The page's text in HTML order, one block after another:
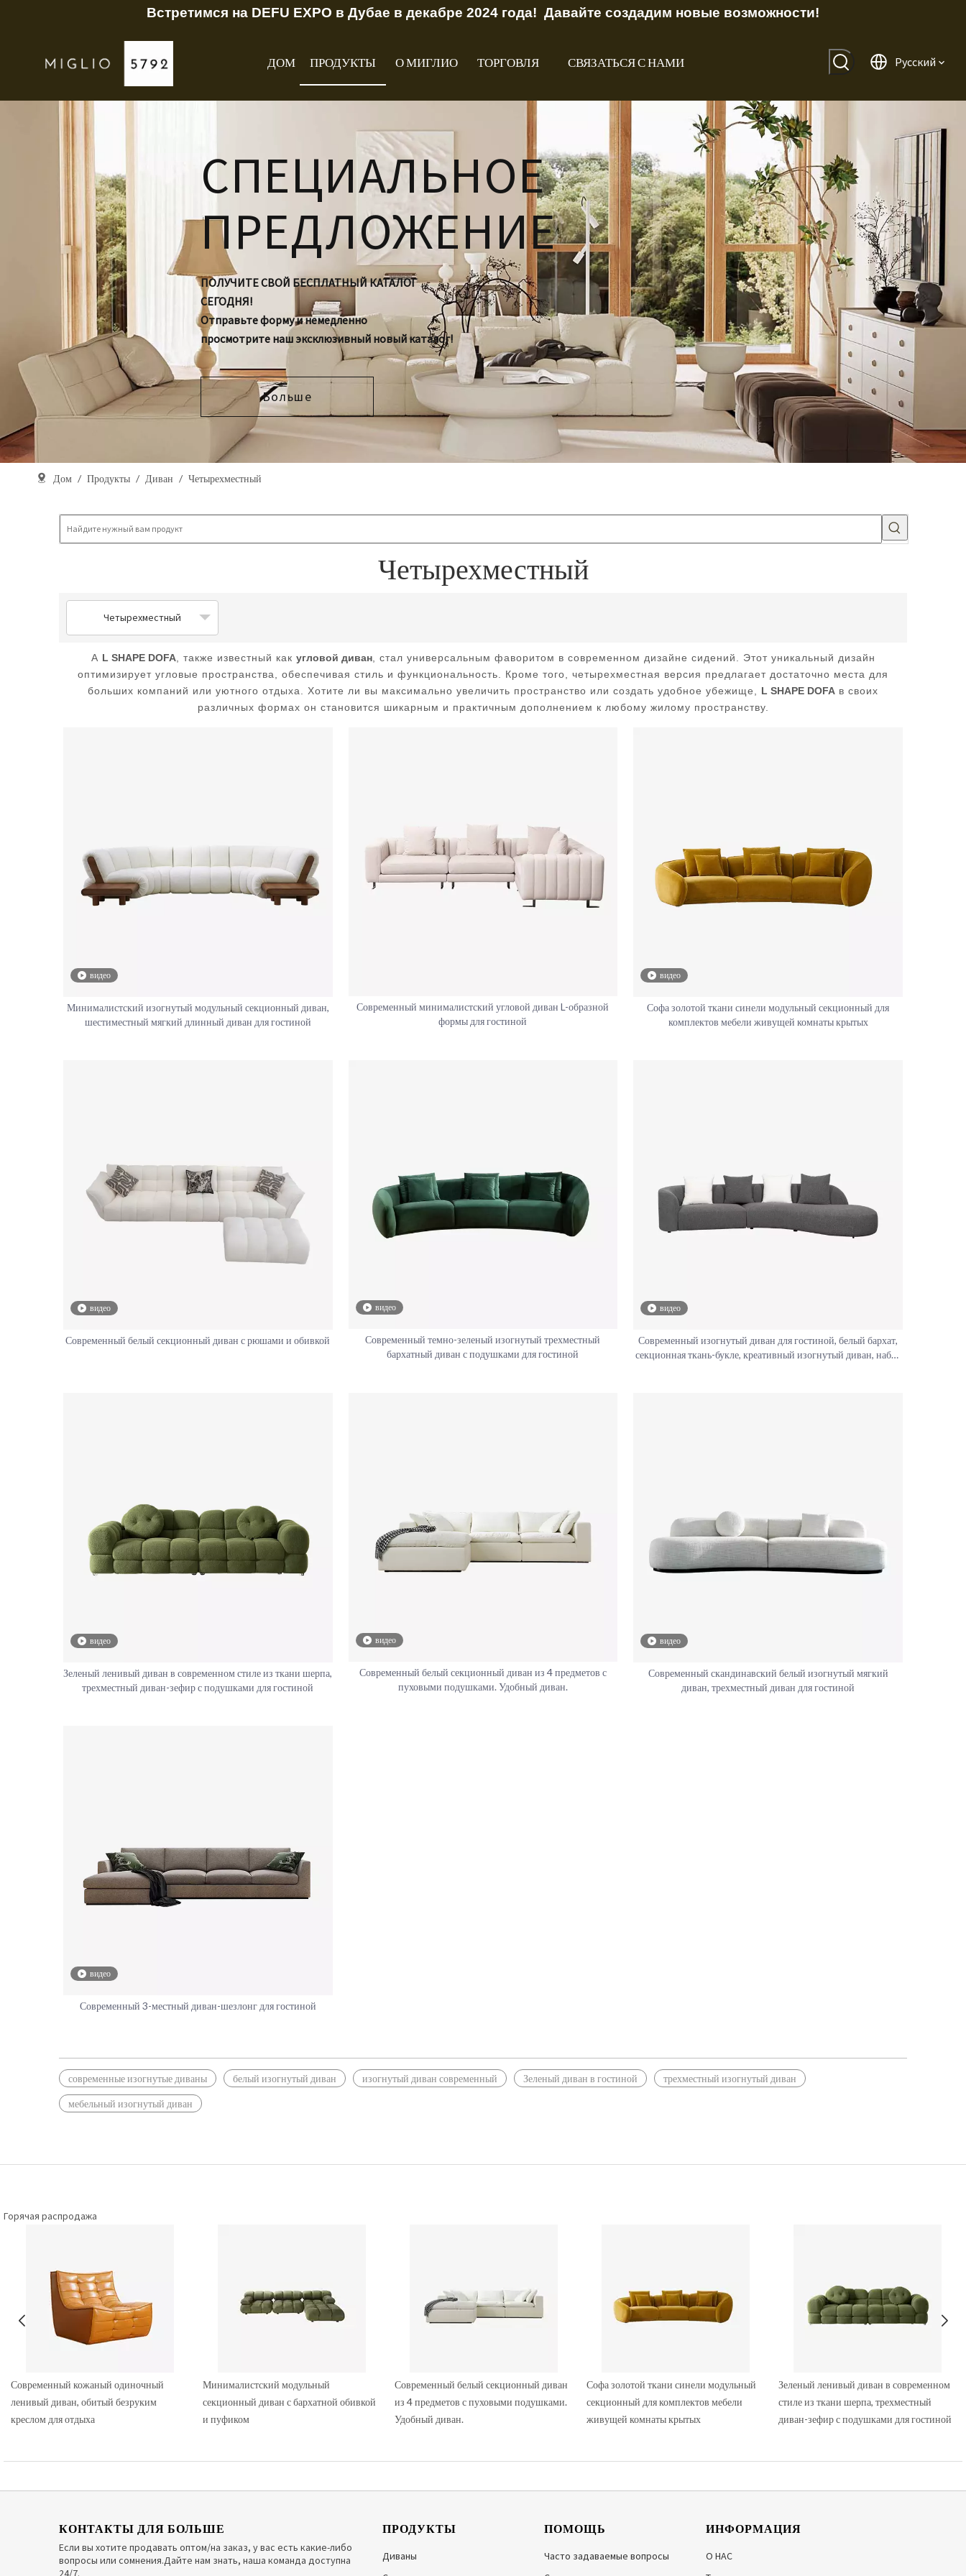
Встретимся на DEFU EXPO в Дубае в декабре 2024 года! Давайте создадим новые возможности!
ДОМ ПРОДУКТЫ О МИГЛИО ТОРГОВЛЯ СВЯЗАТЬСЯ С НАМИ Pусский
СПЕЦИАЛЬНОЕ
ПРЕДЛОЖЕНИЕ
ПОЛУЧИТЕ СВОЙ БЕСПЛАТНЫЙ КАТАЛОГ
СЕГОДНЯ!
Отправьте форму и немедленно
просмотрите наш эксклюзивный новый каталог!
Больше
Дом / Продукты / Диван / Четырехместный
Четырехместный
Четырехместный
А L SHAPE DOFA, также известный как угловой диван, стал универсальным фаворитом в современном дизайне сидений. Этот уникальный дизайн
оптимизирует угловые пространства, обеспечивая стиль и функциональность. Кроме того, четырехместная версия предлагает достаточно места для
больших компаний или уютного отдыха. Хотите ли вы максимально увеличить пространство или создать удобное убежище, L SHAPE DOFA в своих
различных формах он становится шикарным и практичным дополнением к любому жилому пространству.
видео
Минималистский изогнутый модульный секционный диван,
шестиместный мягкий длинный диван для гостиной
Современный минималистский угловой диван L-образной
формы для гостиной
видео
Софа золотой ткани синели модульный секционный для
комплектов мебели живущей комнаты крытых
видео
Современный белый секционный диван с рюшами и обивкой
видео
Современный темно-зеленый изогнутый трехместный
бархатный диван с подушками для гостиной
видео
Современный изогнутый диван для гостиной, белый бархат,
секционная ткань-букле, креативный изогнутый диван, набор
видео
Зеленый ленивый диван в современном стиле из ткани шерпа,
трехместный диван-зефир с подушками для гостиной
видео
Современный белый секционный диван из 4 предметов с
пуховыми подушками. Удобный диван.
видео
Современный скандинавский белый изогнутый мягкий
диван, трехместный диван для гостиной
видео
Современный 3-местный диван-шезлонг для гостиной
современные изогнутые диваны белый изогнутый диван изогнутый диван современный Зеленый диван в гостиной трехместный изогнутый диван
мебельный изогнутый диван
Горячая распродажа
Современный кожаный одиночный
ленивый диван, обитый безруким
креслом для отдыха
Минималистский модульный
секционный диван с бархатной обивкой
и пуфиком
Современный белый секционный диван
из 4 предметов с пуховыми подушками.
Удобный диван.
Софа золотой ткани синели модульный
секционный для комплектов мебели
живущей комнаты крытых
Зеленый ленивый диван в современном
стиле из ткани шерпа, трехместный
диван-зефир с подушками для гостиной
КОНТАКТЫ ДЛЯ БОЛЬШЕ
Если вы хотите продавать оптом/на заказ, у вас есть какие-либо
вопросы или сомнения.Дайте нам знать, наша команда доступна
24/7.
ПРОДУКТЫ
Диваны
ПОМОЩЬ
Часто задаваемые вопросы
ИНФОРМАЦИЯ
О НАС